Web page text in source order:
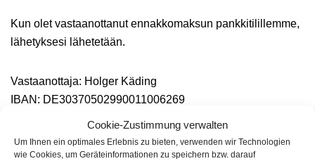
Cookie-Zustimmung verwalten
Um Ihnen ein optimales Erlebnis zu bieten, verwenden wir Technologien
wie Cookies, um Geräteinformationen zu speichern bzw. darauf
Kun olet vastaanottanut ennakkomaksun pankkitilillemme,
lähetyksesi lähetetään.
Vastaanottaja: Holger Käding
IBAN: DE30370502990011006269
Kreissparkasse Köln